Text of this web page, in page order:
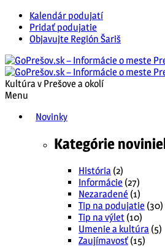
Kalendár podujatí
Pridať podujatie
Objavujte Región Šariš
Kultúra v Prešove a okolí
Menu
Novinky
Kategórie
História (2)
Informácie (27)
Nezaradené (1)
Tip na podujatie (30)
Tip na výlet (10)
Umenie a kultúra (5)
Zaujímavosť (15)